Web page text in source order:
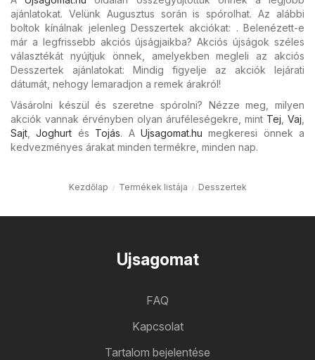
ajánlatokat. Velünk Augusztus során is spórolhat. Az alábbi
boltok kínálnak jelenleg Desszertek akciókat: . Belenézett-e
már a legfrissebb akciós újságjaikba? Akciós újságok széles
választékát nyújtjuk önnek, amelyekben megleli az akciós
Desszertek ajánlatokat: Mindig figyelje az akciók lejárati
dátumát, nehogy lemaradjon a remek árakról!
Vásárolni készül és szeretne spórolni? Nézze meg, milyen
akciók vannak érvényben olyan áruféleségekre, mint Tej Vaj
Sajt ,Joghurt és Tojás. A Ujsagomat.hu megkeresi önnek a
kedvezményes árakat minden termékre, minden nap.
Kezdőlap Termékek listája Desszertek
Ujsagomat
FAQ
Kapcsolat
Tartalom bejelentése